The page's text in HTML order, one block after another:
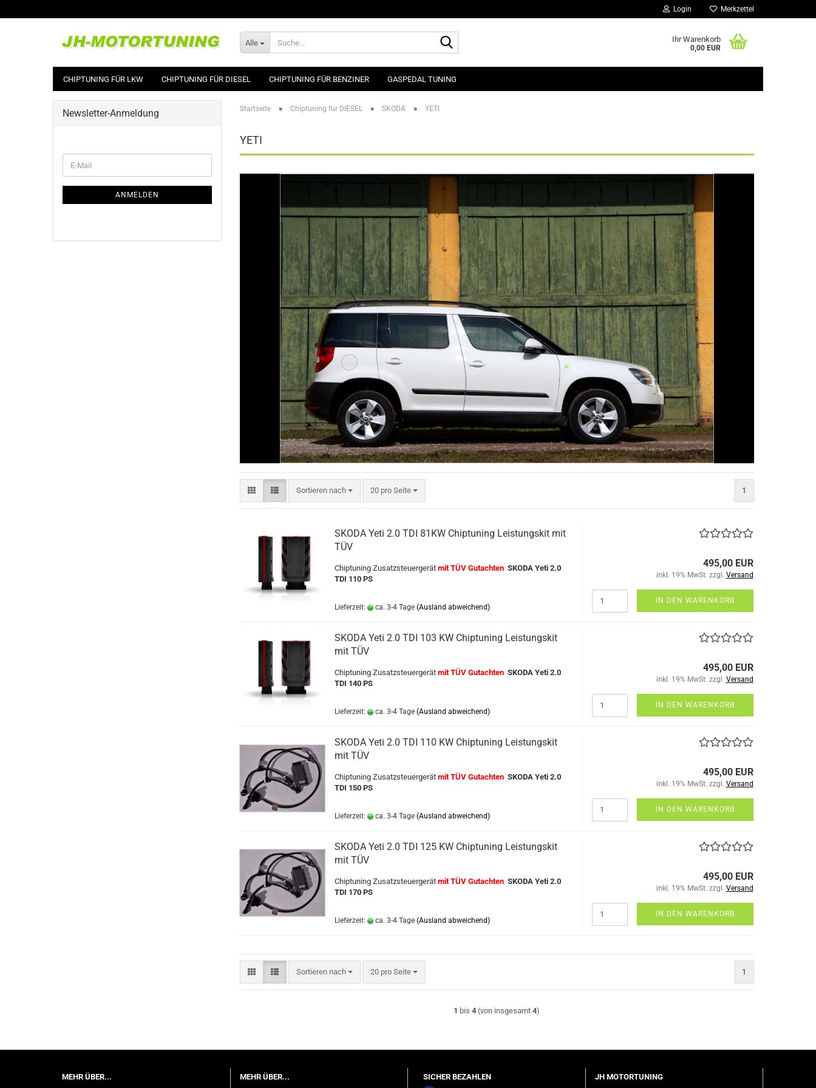
Login Merkzettel
Alle Ihr Warenkorb
0,00 EUR
CHIPTUNING FÜR LKW CHIPTUNING FÜR DIESEL CHIPTUNING FÜR BENZINER GASPEDAL TUNING
Startseite » Chiptuning für DIESEL » SKODA » YETI
YETI
Sortieren nach
Sortieren nach 20 pro Seite
pro Seite 1
SKODA Yeti 2.0 TDI 81KW Chiptuning Leistungskit mit
TÜV
Chiptuning Zusatzsteuergerät mit TÜV Gutachten SKODA Yeti 2.0
TDI 110 PS
Lieferzeit: ca. 3-4 Tage (Ausland abweichend)
495,00 EUR
inkl. 19% MwSt. zzgl. Versand
IN DEN WARENKORB
SKODA Yeti 2.0 TDI 103 KW Chiptuning Leistungskit
mit TÜV
Chiptuning Zusatzsteuergerät mit TÜV Gutachten SKODA Yeti 2.0
TDI 140 PS
Lieferzeit: ca. 3-4 Tage (Ausland abweichend)
495,00 EUR
inkl. 19% MwSt. zzgl. Versand
IN DEN WARENKORB
SKODA Yeti 2.0 TDI 110 KW Chiptuning Leistungskit
mit TÜV
Chiptuning Zusatzsteuergerät mit TÜV Gutachten SKODA Yeti 2.0
TDI 150 PS
Lieferzeit: ca. 3-4 Tage (Ausland abweichend)
495,00 EUR
inkl. 19% MwSt. zzgl. Versand
IN DEN WARENKORB
SKODA Yeti 2.0 TDI 125 KW Chiptuning Leistungskit
mit TÜV
Chiptuning Zusatzsteuergerät mit TÜV Gutachten SKODA Yeti 2.0
TDI 170 PS
Lieferzeit: ca. 3-4 Tage (Ausland abweichend)
495,00 EUR
inkl. 19% MwSt. zzgl. Versand
IN DEN WARENKORB
Sortieren nach
Sortieren nach 20 pro Seite
pro Seite 1
1 bis4 (von insgesamt4)
Newsletter-Anmeldung
ZUR
E-
Mail
ANMELDEN
MEHR ÜBER... MEHR ÜBER... SICHER BEZAHLEN JH MOTORTUNING